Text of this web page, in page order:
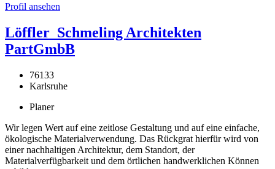
Profil ansehen
Löffler_Schmeling Architekten
PartGmbB
76133
Karlsruhe
Planer
Wir legen Wert auf eine zeitlose Gestaltung und auf eine einfache,
ökologische Materialverwendung. Das Rückgrat hierfür wird von
einer nachhaltigen Architektur, dem Standort, der
Materialverfügbarkeit und dem örtlichen handwerklichen Können